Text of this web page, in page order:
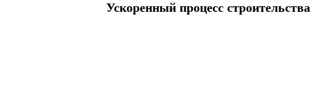
Ускоренный процесс